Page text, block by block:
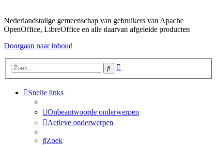
Nederlandstalige gemeenschap van gebruikers van Apache
OpenOffice, LibreOffice en alle daarvan afgeleide producten
Doorgaan naar inhoud
Zoek
Snelle links
Onbeantwoorde onderwerpen
Actieve onderwerpen
Zoek